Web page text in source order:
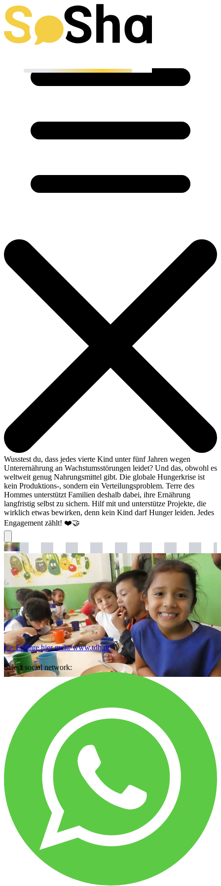
Wusstest du, dass jedes vierte Kind unter fünf Jahren wegen
Unterernährung an Wachstumsstörungen leidet? Und das, obwohl es
weltweit genug Nahrungsmittel gibt. Die globale Hungerkrise ist
kein Produktions-, sondern ein Verteilungsproblem. Terre des
Hommes unterstützt Familien deshalb dabei, ihre Ernährung
langfristig selbst zu sichern. Hilf mit und unterstütze Projekte, die
wirklich etwas bewirken, denn kein Kind darf Hunger leiden. Jedes
Engagement zählt! ❤️🤝
👉 Erfahre hier mehr www.tdh.de
Select social network: